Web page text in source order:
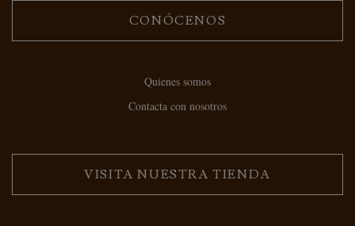
CONÓCENOS
Quienes somos
Contacta con nosotros
VISITA NUESTRA TIENDA